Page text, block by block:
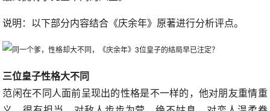
说明：以下部分内容结合《庆余年》原著进行分析评点。
三位皇子性格大不同
范闲在不同人面前呈现出的性格是不一样的，他对朋友重情重